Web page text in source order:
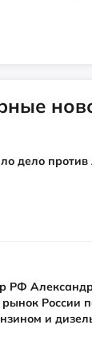
дело
РФ
России
и